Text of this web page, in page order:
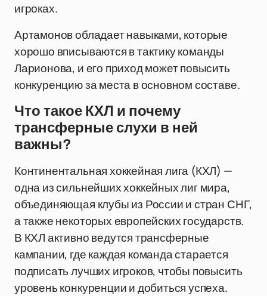
игроках.
Артамонов обладает навыками, которые
хорошо вписываются в тактику команды
Ларионова, и его приход может повысить
конкуренцию за места в основном составе.
Что такое КХЛ и почему
трансферные слухи в ней
важны?
Континентальная хоккейная лига (КХЛ) —
одна из сильнейших хоккейных лиг мира,
объединяющая клубы из России и стран СНГ,
а также некоторых европейских государств.
В КХЛ активно ведутся трансферные
кампании, где каждая команда старается
подписать лучших игроков, чтобы повысить
уровень конкуренции и добиться успеха.